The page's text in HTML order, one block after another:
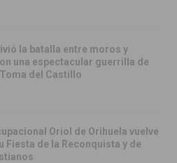
la batalla entre moros y
una espectacular guerrilla de
del Castillo
Oriol de Orihuela vuelve
Fiesta de la Reconquista y de